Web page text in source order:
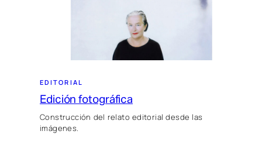
EDITORIAL
Edición fotográfica
Construcción del relato editorial desde las
imágenes.